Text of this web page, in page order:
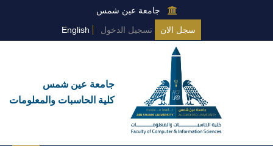
جامعة عين شمس
سجل الان
تسجيل الدخول English
جامعة عين شمس
كلية الحاسبات والمعلومات